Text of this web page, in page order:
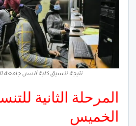
نتيجة تنسيق كلية ألسن جامعة
المرحلة الثانية
الخميس